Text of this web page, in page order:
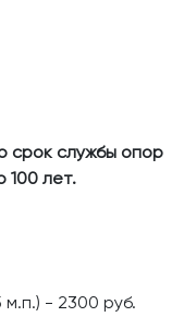
срок службы опор
100 лет.
- 2300 pуб.